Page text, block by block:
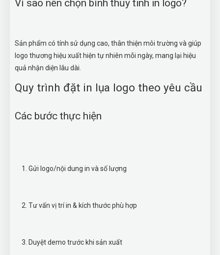
Vì sao nên chọn bình thủy tinh in logo?
Sản phẩm có tính sử dụng cao, thân thiện môi trường và giúp
logo thương hiệu xuất hiện tự nhiên mỗi ngày, mang lại hiệu
quả nhận diện lâu dài.
Quy trình đặt in lụa logo theo yêu cầu
Các bước thực hiện
Gửi logo/nội dung in và số lượng
Tư vấn vị trí in & kích thước phù hợp
Duyệt demo trước khi sản xuất